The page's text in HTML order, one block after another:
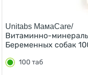
Unitabs МамаCare/
Витаминно-
Беременных собак
100 таб